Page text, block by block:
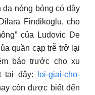
nóng bỏng có dây
Findikoglu, cho
của Ludovic De
quần cạp trễ trở lại
báo trước cho xu
tại đây:
loi-giai-cho-
còn được biết đến